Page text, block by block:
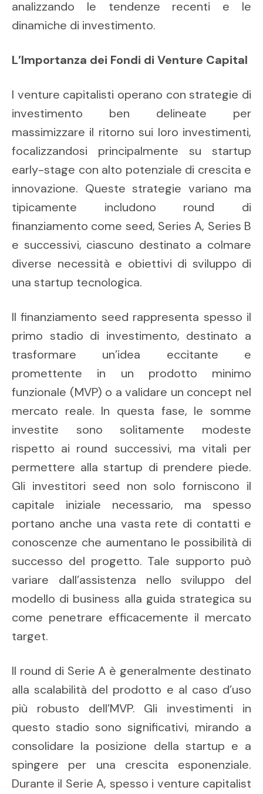
analizzando le tendenze recenti e le
dinamiche di investimento.
L’Importanza dei Fondi di Venture Capital
I venture capitalisti operano con strategie di
investimento ben delineate per
massimizzare il ritorno sui loro investimenti,
focalizzandosi principalmente su startup
early-stage con alto potenziale di crescita e
innovazione. Queste strategie variano ma
tipicamente includono round di
finanziamento come seed, Series A, Series B
e successivi, ciascuno destinato a colmare
diverse necessità e obiettivi di sviluppo di
una startup tecnologica.
Il finanziamento seed rappresenta spesso il
primo stadio di investimento, destinato a
trasformare un’idea eccitante e
promettente in un prodotto minimo
funzionale (MVP) o a validare un concept nel
mercato reale. In questa fase, le somme
investite sono solitamente modeste
rispetto ai round successivi, ma vitali per
permettere alla startup di prendere piede.
Gli investitori seed non solo forniscono il
capitale iniziale necessario, ma spesso
portano anche una vasta rete di contatti e
conoscenze che aumentano le possibilità di
successo del progetto. Tale supporto può
variare dall’assistenza nello sviluppo del
modello di business alla guida strategica su
come penetrare efficacemente il mercato
target.
Il round di Serie A è generalmente destinato
alla scalabilità del prodotto e al caso d’uso
più robusto dell’MVP. Gli investimenti in
questo stadio sono significativi, mirando a
consolidare la posizione della startup e a
spingere per una crescita esponenziale.
Durante il Serie A, spesso i venture capitalist